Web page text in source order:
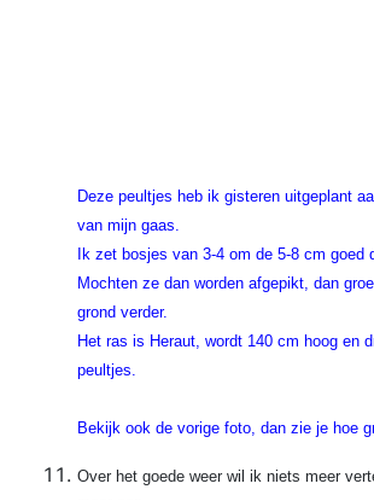
Deze peultjes heb ik gisteren uitgeplant
van mijn gaas.
Ik zet bosjes van 3-4 om de 5-8 cm goed
Mochten ze dan worden afgepikt, dan
grond verder.
Het ras is Heraut, wordt 140 cm hoog en
peultjes.
Bekijk ook de vorige foto, dan zie je hoe
Over het goede weer wil ik niets meer